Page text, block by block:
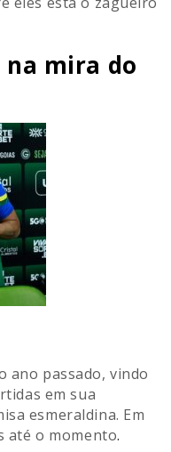
na mira do
ano passado, vindo
em sua
esmeraldina. Em
até o momento.